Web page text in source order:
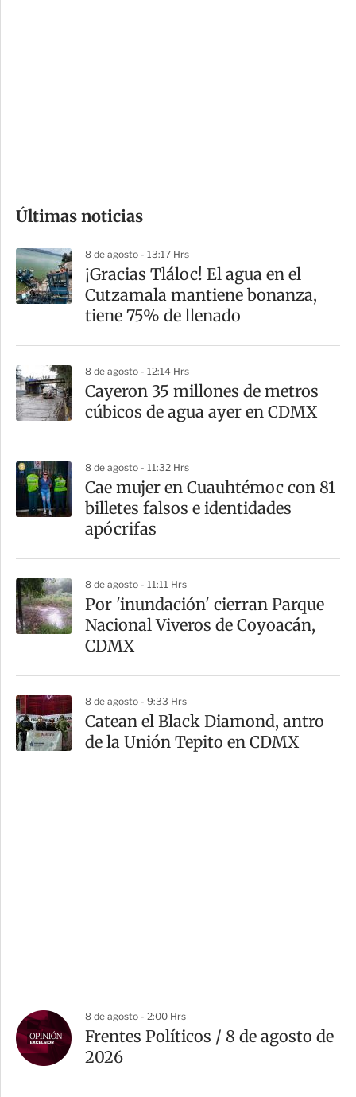
m
a
r
t
Últimas noticias
8 de agosto - 13:17 Hrs
¡Gracias Tláloc! El agua en el
Cutzamala mantiene bonanza,
tiene 75% de llenado
8 de agosto - 12:14 Hrs
Cayeron 35 millones de metros
cúbicos de agua ayer en CDMX
8 de agosto - 11:32 Hrs
Cae mujer en Cuauhtémoc con 81
billetes falsos e identidades
apócrifas
8 de agosto - 11:11 Hrs
Por 'inundación' cierran Parque
Nacional Viveros de Coyoacán,
CDMX
8 de agosto - 9:33 Hrs
Catean el Black Diamond, antro
de la Unión Tepito en CDMX
8 de agosto - 2:00 Hrs
Frentes Políticos / 8 de agosto de
2026